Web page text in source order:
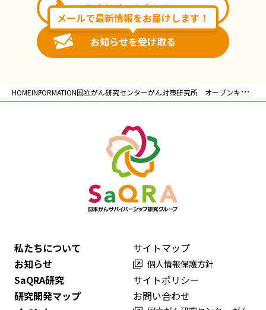
研究相談のお申し込み
メールで最新情報をお届けします！
お知らせを受け取る
HOMEINFORMATION国立がん研究センターがん対策研究所 オープンキャ
ンパスのご案内
私たちについて
お知らせ
SaQRA研究
研究開発マップ
サイトマップ
個人情報保護方針
サイトポリシー
お問い合わせ